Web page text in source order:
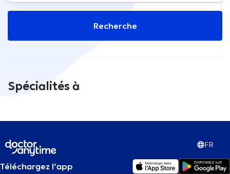
Recherche
Spécialités à
FR
Téléchargez l’app